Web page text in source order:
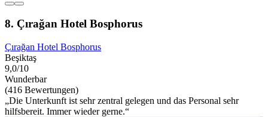
8. Çırağan Hotel Bosphorus
Çırağan Hotel Bosphorus
Beşiktaş
9,0/10
Wunderbar
(416 Bewertungen)
„Die Unterkunft ist sehr zentral gelegen und das Personal sehr
hilfsbereit. Immer wieder gerne.“